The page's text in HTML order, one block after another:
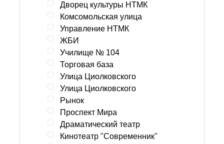
Дворец культуры НТМК
Комсомольская улица
Управление НТМК
ЖБИ
Училище № 104
Торговая база
Улица Циолковского
Улица Циолковского
Рынок
Проспект Мира
Драматический театр
Кинотеатр "Современник"